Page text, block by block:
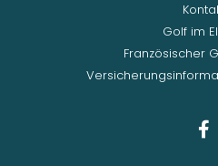
Golf im
Französischer